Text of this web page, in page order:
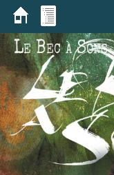
Le Bec à Sons